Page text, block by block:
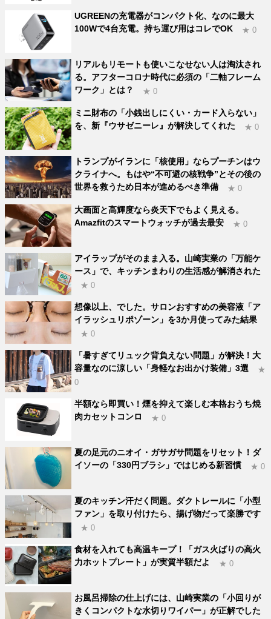
UGREENの充電器がコンパクト化、なのに最大
100Wで4台充電。持ち運び用はコレでOK
★ 0
リアルもリモートも使いこなせない人は淘汰され
る。アフターコロナ時代に必須の「二軸フレーム
ワーク」とは？
★ 0
ミニ財布の「小銭出しにくい・カード入らない」
を、新『ウサゼニーレ』が解決してくれた
★ 0
トランプがイランに「核使用」ならプーチンはウ
クライナへ。もはや“不可避の核戦争”とその後の
世界を救うため日本が進めるべき準備
★ 0
大画面と高輝度なら炎天下でもよく見える。
Amazfitのスマートウォッチが過去最安
★ 0
アイラップがそのまま入る。山崎実業の「万能ケ
ース」で、キッチンまわりの生活感が解消された
★ 0
想像以上、でした。サロンおすすめの美容液「ア
イラッシュリポゾーン」を3か月使ってみた結果
★ 0
「暑すぎてリュック背負えない問題」が解決！大
容量なのに涼しい「身軽なお出かけ装備」3選
★
0
半額なら即買い！煙を抑えて楽しむ本格おうち焼
肉カセットコンロ
★ 0
夏の足元のニオイ・ガサガサ問題をリセット！ダ
イソーの「330円ブラシ」ではじめる新習慣
★ 0
夏のキッチン汗だく問題。ダクトレールに「小型
ファン」を取り付けたら、揚げ物だって楽勝です
★ 0
食材を入れても高温キープ！「ガス火ばりの高火
力ホットプレート」が実質半額だよ
★ 0
お風呂掃除の仕上げには、山崎実業の「小回りが
きくコンパクトな水切りワイパー」が正解でした